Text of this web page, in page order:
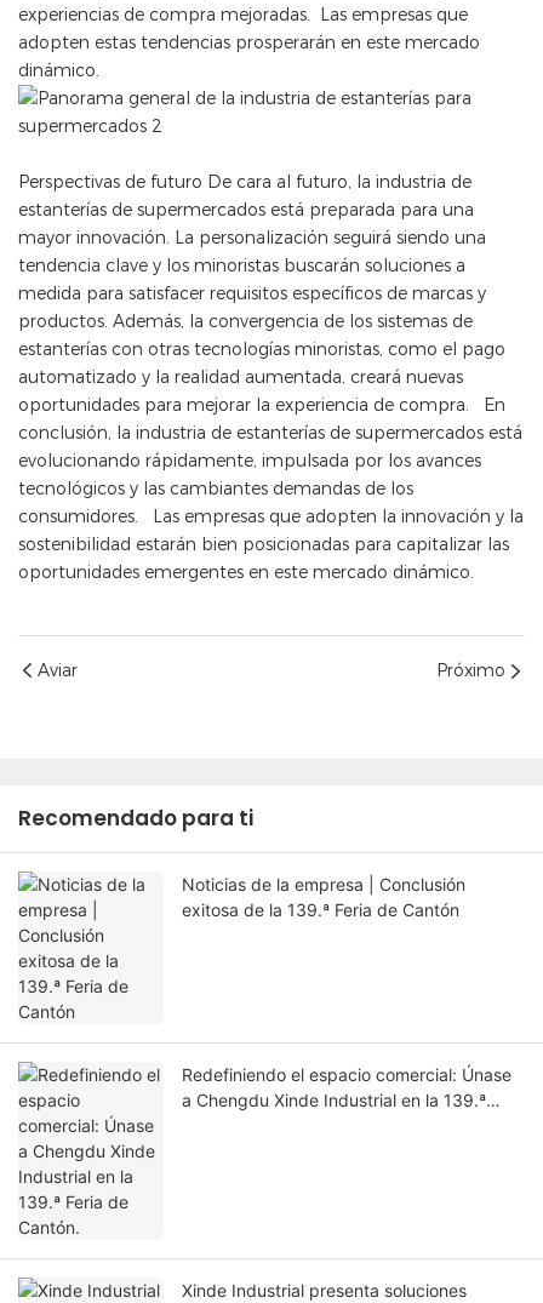
experiencias de compra mejoradas. Las empresas que
adopten estas tendencias prosperarán en este mercado
dinámico.
Perspectivas de futuro De cara al futuro, la industria de
estanterías de supermercados está preparada para una
mayor innovación. La personalización seguirá siendo una
tendencia clave y los minoristas buscarán soluciones a
medida para satisfacer requisitos específicos de marcas y
productos. Además, la convergencia de los sistemas de
estanterías con otras tecnologías minoristas, como el pago
automatizado y la realidad aumentada, creará nuevas
oportunidades para mejorar la experiencia de compra. En
conclusión, la industria de estanterías de supermercados está
evolucionando rápidamente, impulsada por los avances
tecnológicos y las cambiantes demandas de los
consumidores. Las empresas que adopten la innovación y la
sostenibilidad estarán bien posicionadas para capitalizar las
oportunidades emergentes en este mercado dinámico.
Aviar Próximo
Recomendado para ti
Noticias de la empresa | Conclusión
exitosa de la 139.ª Feria de Cantón
Redefiniendo el espacio comercial: Únase
a Chengdu Xinde Industrial en la 139.ª
Xinde Industrial presenta soluciones